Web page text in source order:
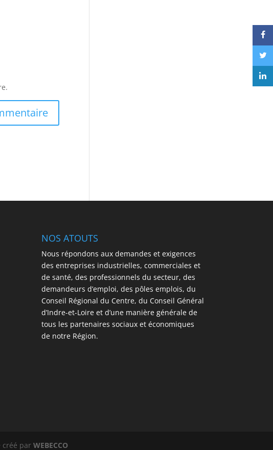
NOS ATOUTS
Nous répondons aux demandes et exigences
des entreprises industrielles, commerciales et
de santé, des professionnels du secteur, des
demandeurs d’emploi, des pôles emplois, du
Conseil Régional du Centre, du Conseil Général
d’Indre-et-Loire et d’une manière générale de
tous les partenaires sociaux et économiques
de notre Région.
créé parWEBECCO